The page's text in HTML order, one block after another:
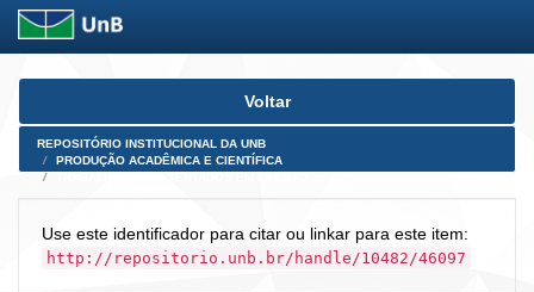
Skip
Voltar
REPOSITÓRIO INSTITUCIONAL DA UNB
PRODUÇÃO ACADÊMICA E CIENTÍFICA
Use este identificador para citar ou linkar para este item:
http://repositorio.unb.br/handle/10482/46097